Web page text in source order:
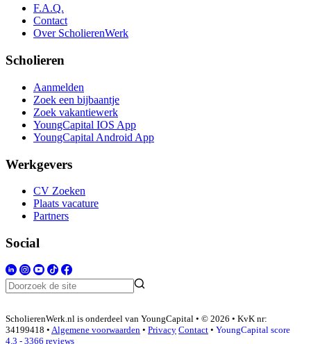
F.A.Q.
Contact
Over ScholierenWerk
Scholieren
Aanmelden
Zoek een bijbaantje
Zoek vakantiewerk
YoungCapital IOS App
YoungCapital Android App
Werkgevers
CV Zoeken
Plaats vacature
Partners
Social
ScholierenWerk.nl is onderdeel van YoungCapital • © 2026 • KvK nr:
34199418 • Algemene voorwaarden • Privacy Contact • YoungCapital score
4.3 - 3366 reviews